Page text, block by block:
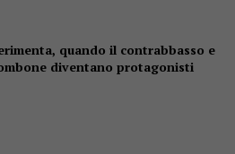
quando il contrabbasso e
diventano protagonisti